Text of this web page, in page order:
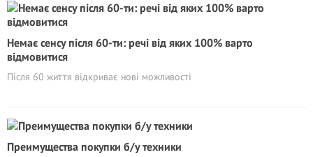
Немає сенсу після 60-ти: речі від яких 100% варто
відмовитися
Після 60 життя відкриває нові можливості
Преимущества покупки б/у техники